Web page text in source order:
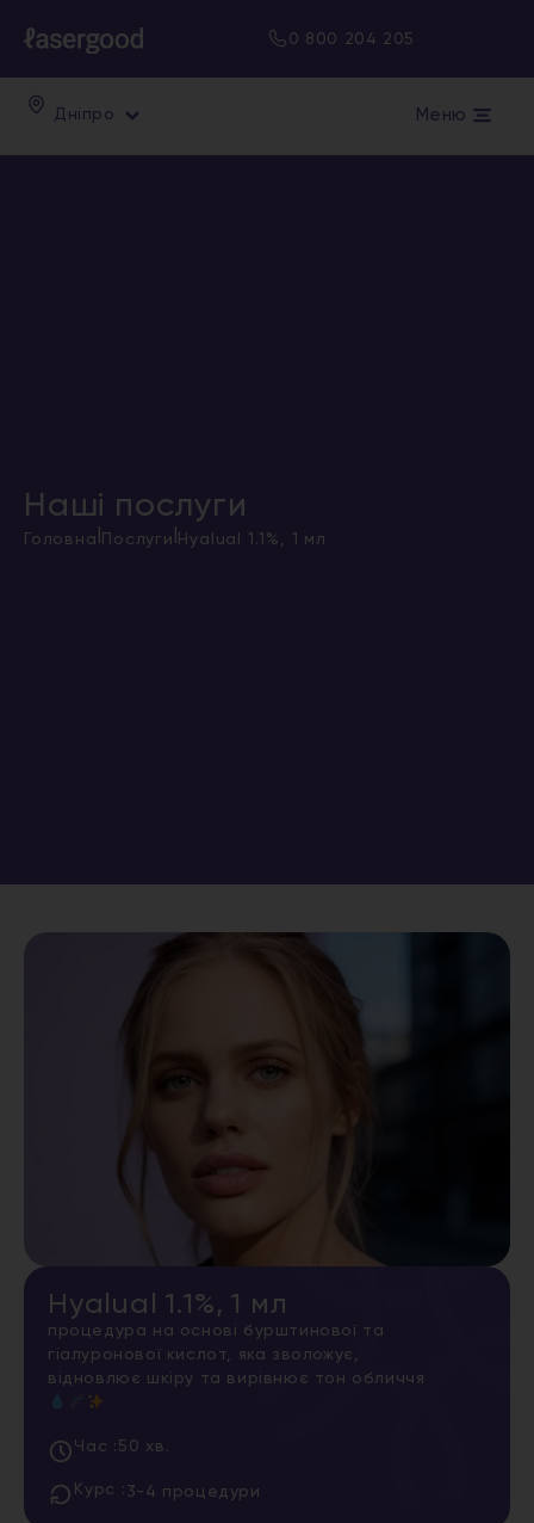
0 800 204 205
Дніпро Меню
Наші послуги
Головна Послуги Hyalual 1.1%, 1 мл
Hyalual 1.1%, 1 мл
процедура на основі бурштинової та
гіалуронової кислот, яка зволожує,
відновлює шкіру та вирівнює тон обличчя
Час : 50 хв.
Курс : 3-4 процедури